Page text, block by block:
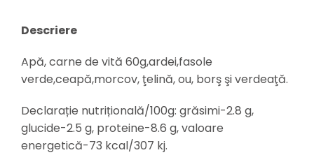
Descriere
Apă, carne de vită 60g,ardei,fasole
verde,ceapă,morcov, ţelină, ou, borş şi verdeaţă.
Declarație nutrițională/100g: grăsimi-2.8 g,
glucide-2.5 g, proteine-8.6 g, valoare
energetică-73 kcal/307 kj.